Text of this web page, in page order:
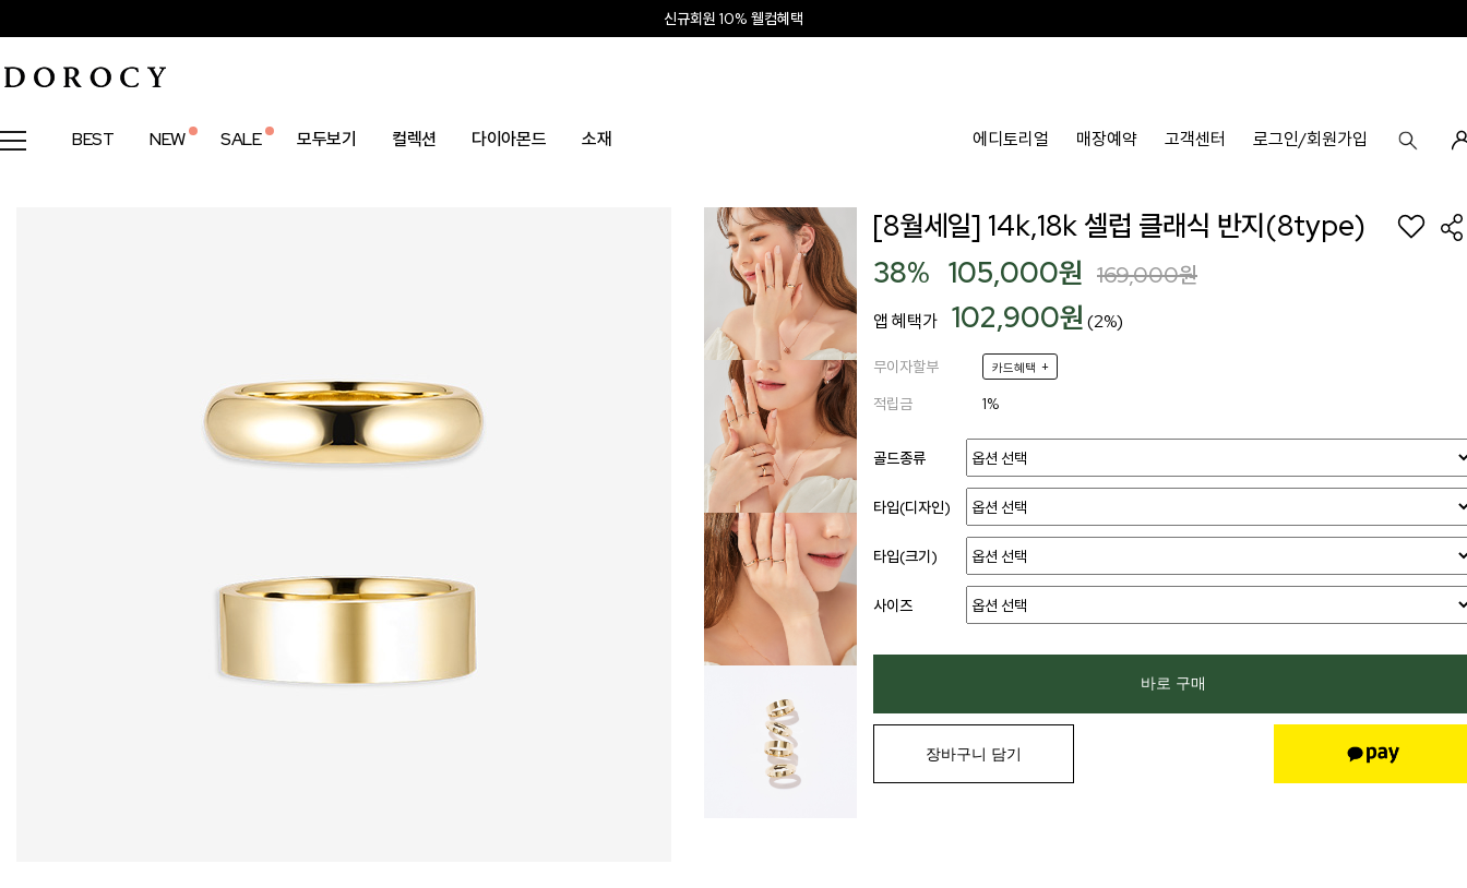
신상 최대 15% 할인
BEST NEW SALE 모두보기 컬렉션 다이아몬드 소재 에디토리얼 매장예약 고객센터 로그인/회원가입
[8월세일] 14k,18k 셀럽 클래식 반지(8type)
38% 105,000원 169,000원
앱 혜택가 102,900원(2%)
무이자할부 카드혜택 +
적립금 1%
골드종류
타입(디자인)
타입(크기)
사이즈
바로 구매
장바구니 담기